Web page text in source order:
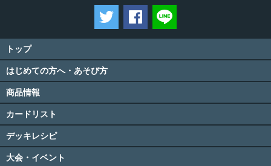
ツイートするFacebookでシェアする
トップ
はじめての方へ・あそび方
商品情報
カードリスト
デッキレシピ
大会・イベント